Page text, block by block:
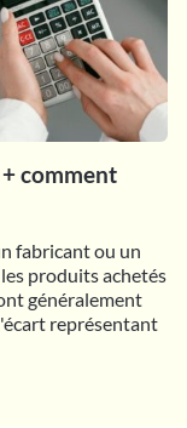
comment
fabricant ou un
produits achetés
généralement
représentant